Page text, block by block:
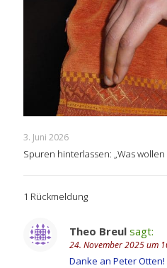
3. Juni 2026
Spuren hinterlassen: „Was
1 Rückmeldung
Theo Breul sagt:
24. November 2025 um
Danke an Peter Otten!